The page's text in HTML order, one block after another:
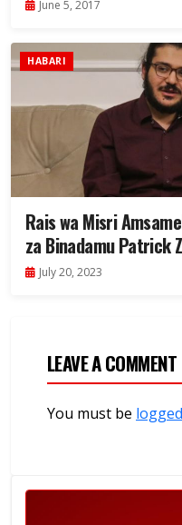
June 5, 2017
HABARI
Rais wa Misri
za Binadamu Patrick
July 20, 2023
LEAVE A COMMENT
You must be